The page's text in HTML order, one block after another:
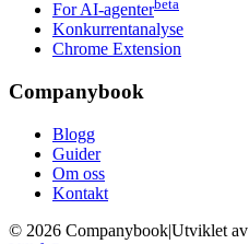
For AI-agenterbeta
Konkurrentanalyse
Chrome Extension
Companybook
Blogg
Guider
Om oss
Kontakt
© 2026 Companybook|Utviklet av